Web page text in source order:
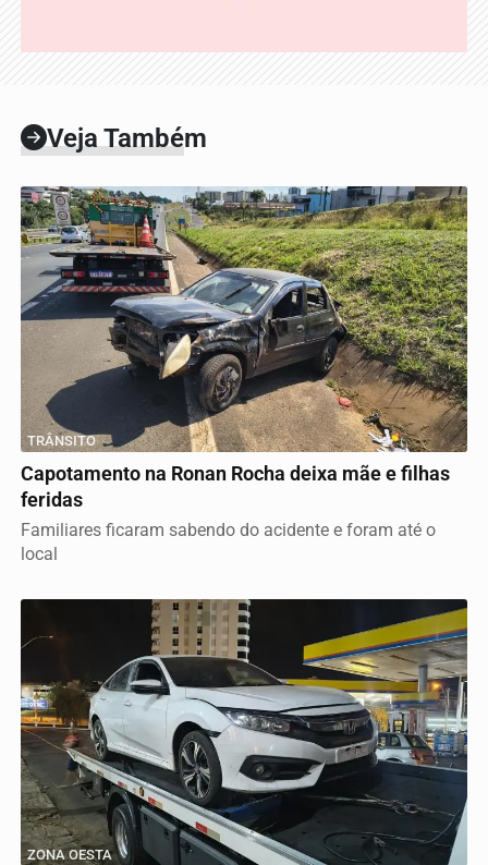
Veja Também
TRÂNSITO
Capotamento na Ronan Rocha deixa mãe e filhas
feridas
Familiares ficaram sabendo do acidente e foram até o
local
ZONA OESTA